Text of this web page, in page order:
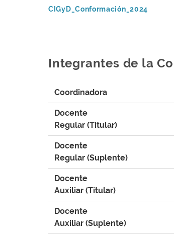
CIGyD_Conformación_2024
Integrantes de la
Coordinadora
Docente
Regular (Titular)
Docente
Regular (Suplente)
Docente
Auxiliar (Titular)
Docente
Auxiliar (Suplente)